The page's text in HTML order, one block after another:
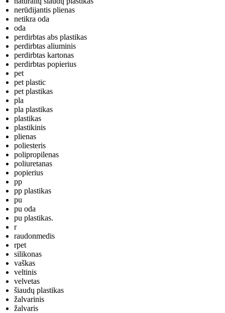
nerūdijantis plienas
netikra oda
oda
perdirbtas abs plastikas
perdirbtas aliuminis
perdirbtas kartonas
perdirbtas popierius
pet
pet plastic
pet plastikas
pla
pla plastikas
plastikas
plastikinis
plienas
poliesteris
polipropilenas
poliuretanas
popierius
pp
pp plastikas
pu
pu oda
pu plastikas.
r
raudonmedis
rpet
silikonas
vaškas
veltinis
velvetas
šiaudų plastikas
žalvarinis
žalvaris